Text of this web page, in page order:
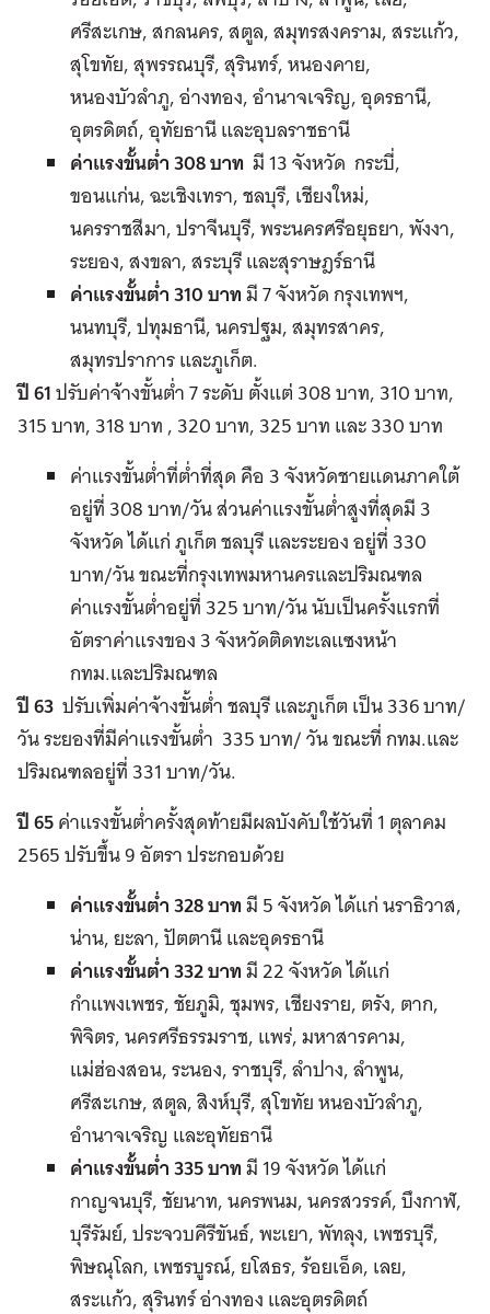
ศรีสะเกษ, สกลนคร, สตูล, สมุทรสงคราม, สระแก้ว,
สุโขทัย, สุพรรณบุรี, สุรินทร์, หนองคาย,
หนองบัวลำภู, อ่างทอง, อำนาจเจริญ, อุดรธานี,
อุตรดิตถ์, อุทัยธานี และอุบลราชธานี
ค่าแรงขั้นต่ำ 308 บาท มี 13 จังหวัด กระบี่,
ขอนแก่น, ฉะเชิงเทรา, ชลบุรี, เชียงใหม่,
นครราชสีมา, ปราจีนบุรี, พระนครศรีอยุธยา, พังงา,
ระยอง, สงขลา, สระบุรี และสุราษฎร์ธานี
ค่าแรงขั้นต่ำ 310 บาทมี 7 จังหวัด กรุงเทพฯ,
นนทบุรี, ปทุมธานี, นครปฐม, สมุทรสาคร,
สมุทรปราการ และภูเก็ต.
ปี 61ปรับค่าจ้างขั้นต่ำ 7 ระดับ ตั้งแต่ 308 บาท, 310 บาท,
315 บาท, 318 บาท , 320 บาท, 325 บาท และ 330 บาท
ค่าแรงขั้นต่ำที่ต่ำที่สุด คือ 3 จังหวัดชายแดนภาคใต้
อยู่ที่ 308 บาท/วัน ส่วนค่าแรงขั้นต่ำสูงที่สุดมี 3
จังหวัด ได้แก่ ภูเก็ต ชลบุรี และระยอง อยู่ที่ 330
บาท/วัน ขณะที่กรุงเทพมหานครและปริมณฑล
ค่าแรงขั้นต่ำอยู่ที่ 325 บาท/วัน นับเป็นครั้งแรกที่
อัตราค่าแรงของ 3 จังหวัดติดทะเลแซงหน้า
กทม.และปริมณฑล
ปี 63 ปรับเพิ่มค่าจ้างขั้นต่ำ ชลบุรี และภูเก็ต เป็น 336 บาท/
วัน ระยองที่มีค่าแรงขั้นต่ำ 335 บาท/ วัน ขณะที่ กทม.และ
ปริมณฑลอยู่ที่ 331 บาท/วัน.
ปี 65ค่าแรงขั้นต่ำครั้งสุดท้ายมีผลบังคับใช้วันที่ 1 ตุลาคม
2565 ปรับขึ้น 9 อัตรา ประกอบด้วย
ค่าแรงขั้นต่ำ 328 บาทมี 5 จังหวัด ได้แก่ นราธิวาส,
น่าน, ยะลา, ปัตตานี และอุดรธานี
ค่าแรงขั้นต่ำ 332 บาทมี 22 จังหวัด ได้แก่
กำแพงเพชร, ชัยภูมิ, ชุมพร, เชียงราย, ตรัง, ตาก,
พิจิตร, นครศรีธรรมราช, แพร่, มหาสารคาม,
แม่ฮ่องสอน, ระนอง, ราชบุรี, ลำปาง, ลำพูน,
ศรีสะเกษ, สตูล, สิงห์บุรี, สุโขทัย หนองบัวลำภู,
อำนาจเจริญ และอุทัยธานี
ค่าแรงขั้นต่ำ 335 บาทมี 19 จังหวัด ได้แก่
กาญจนบุรี, ชัยนาท, นครพนม, นครสวรรค์, บึงกาฬ,
บุรีรัมย์, ประจวบคีรีขันธ์, พะเยา, พัทลุง, เพชรบุรี,
พิษณุโลก, เพชรบูรณ์, ยโสธร, ร้อยเอ็ด, เลย,
สระแก้ว, สุรินทร์ อ่างทอง และอุตรดิตถ์